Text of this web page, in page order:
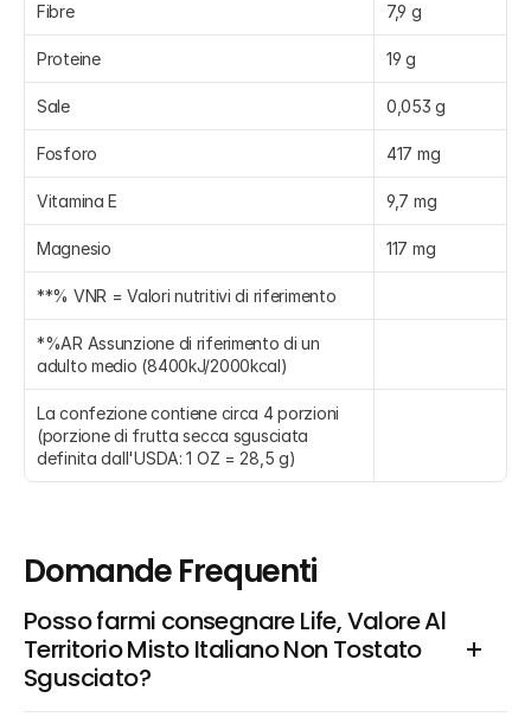
Fibre 7,9 g
Proteine 19 g
Sale 0,053 g
Fosforo 417 mg
Vitamina E 9,7 mg
Magnesio 117 mg
**% VNR = Valori nutritivi di riferimento
*%AR Assunzione di riferimento di un
adulto medio (8400kJ/2000kcal)
La confezione contiene circa 4 porzioni
(porzione di frutta secca sgusciata
definita dall'USDA: 1 OZ = 28,5 g)
Domande Frequenti
Posso farmi consegnare Life, Valore Al
Territorio Misto Italiano Non Tostato
Sgusciato?